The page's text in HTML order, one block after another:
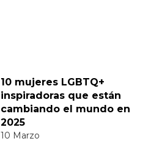
10 mujeres LGBTQ+
inspiradoras que están
cambiando el mundo en
2025
10 Marzo